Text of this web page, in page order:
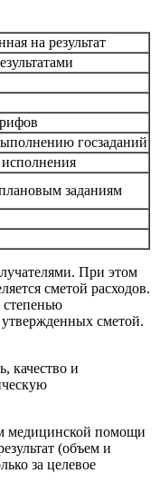
на результат
госзаданий
плановым заданиям
При этом
сметой расходов.
степенью
сметой.
качество и
медицинской помощи
(объем и
за целевое